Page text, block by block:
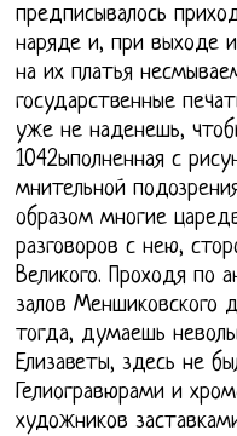
предписывалось
наряде и, при выходе
на их платья
государственные
уже не наденешь,
1042ыполненная с
мнительной
образом многие
разговоров с нею,
Великого. Проходя по
залов Меншиковского
тогда, думаешь
Елизаветы, здесь не
Гелиогравюрами и
художников